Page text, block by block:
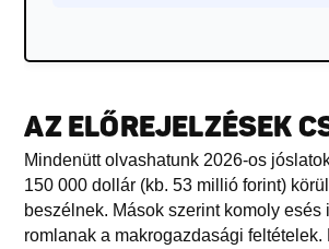
AZ ELŐREJELZÉSEK
Mindenütt olvashatunk 2026-os
150 000 dollár (kb. 53 millió forint)
beszélnek. Mások szerint komoly esés
romlanak a makrogazdasági